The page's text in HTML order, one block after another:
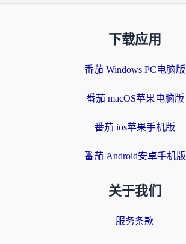
下载应用
番茄 Windows PC电脑版
番茄 macOS苹果电脑版
番茄 ios苹果手机版
番茄 Android安卓手机版
关于我们
服务条款